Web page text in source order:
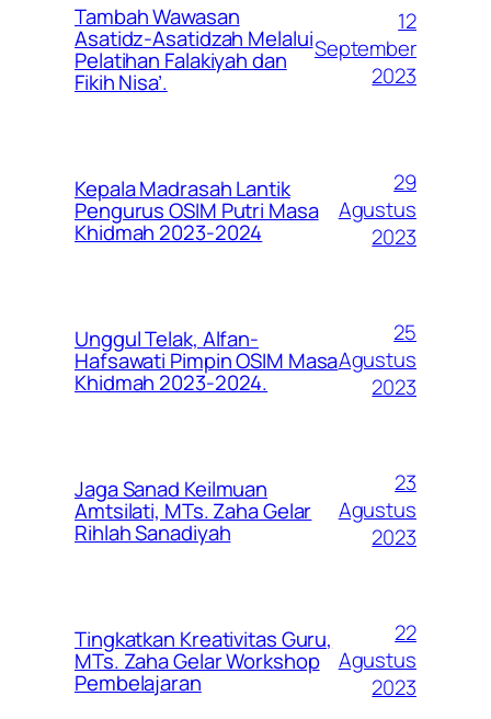
Tambah Wawasan
Asatidz-Asatidzah Melalui
Pelatihan Falakiyah dan
Fikih Nisa’.
12
September
2023
Kepala Madrasah Lantik
Pengurus OSIM Putri Masa
Khidmah 2023-2024
29
Agustus
2023
Unggul Telak, Alfan-
Hafsawati Pimpin OSIM Masa
Khidmah 2023-2024.
25
Agustus
2023
Jaga Sanad Keilmuan
Amtsilati, MTs. Zaha Gelar
Rihlah Sanadiyah
23
Agustus
2023
Tingkatkan Kreativitas Guru,
MTs. Zaha Gelar Workshop
Pembelajaran
22
Agustus
2023